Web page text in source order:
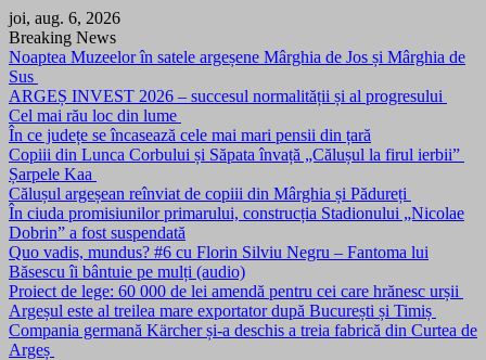
Skip
to
content
joi, aug. 6, 2026
Breaking News
Noaptea Muzeelor în satele argeșene Mârghia de Jos și Mârghia de
Sus
ARGEȘ INVEST 2026 – succesul normalității și al progresului
Cel mai rău loc din lume
În ce județe se încasează cele mai mari pensii din țară
Copiii din Lunca Corbului și Săpata învață „Călușul la firul ierbii”
Șarpele Kaa
Călușul argeșean reînviat de copiii din Mârghia și Pădureți
În ciuda promisiunilor primarului, construcția Stadionului „Nicolae
Dobrin” a fost suspendată
Quo vadis, mundus? #6 cu Florin Silviu Negru – Fantoma lui
Băsescu îi bântuie pe mulți (audio)
Proiect de lege: 60 000 de lei amendă pentru cei care hrănesc urșii
Argeșul este al treilea mare exportator după București și Timiș
Compania germană Kärcher și-a deschis a treia fabrică din Curtea de
Argeș